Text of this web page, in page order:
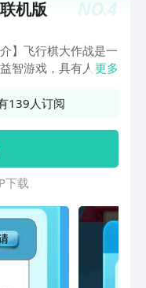
NO.4
机版
】飞行棋大作战是一
智游戏，具有人机对
会可以约小朋友一起
图形，最多可以四个
玩。飞行棋里有一个
子，骰子停下来的时
几步。【飞行棋游戏
骰子掷出6的点数，
2、奖励：在游戏进
的游戏者可以连续投
数不是6点或游戏结
更多
139人订阅
下载